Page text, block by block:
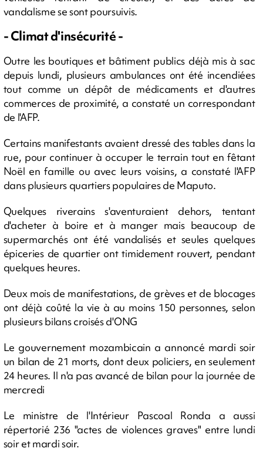
vandalisme se sont poursuivis.
- Climat d'insécurité -
Outre les boutiques et bâtiment publics déjà mis à sac
depuis lundi, plusieurs ambulances ont été incendiées
tout comme un dépôt de médicaments et d'autres
commerces de proximité, a constaté un correspondant
de l'AFP.
Certains manifestants avaient dressé des tables dans la
rue, pour continuer à occuper le terrain tout en fêtant
Noël en famille ou avec leurs voisins, a constaté l'AFP
dans plusieurs quartiers populaires de Maputo.
Quelques riverains s'aventuraient dehors, tentant
d'acheter à boire et à manger mais beaucoup de
supermarchés ont été vandalisés et seules quelques
épiceries de quartier ont timidement rouvert, pendant
quelques heures.
Deux mois de manifestations, de grèves et de blocages
ont déjà coûté la vie à au moins 150 personnes, selon
plusieurs bilans croisés d'ONG
Le gouvernement mozambicain a annoncé mardi soir
un bilan de 21 morts, dont deux policiers, en seulement
24 heures. Il n'a pas avancé de bilan pour la journée de
mercredi
Le ministre de l'Intérieur Pascoal Ronda a aussi
répertorié 236 "actes de violences graves" entre lundi
soir et mardi soir.